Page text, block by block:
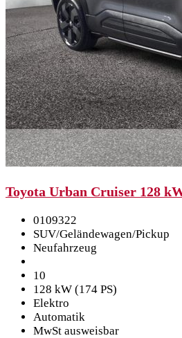
Toyota Urban Cruiser 128
0109322
SUV/Geländewagen/Pickup
Neufahrzeug
10
128 kW (174 PS)
Elektro
Automatik
MwSt ausweisbar